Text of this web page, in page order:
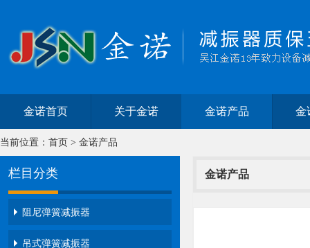
金诺首页 关于金诺 金诺产品 金
当前位置： 首页 > 金诺产品
栏目分类
阻尼弹簧减振器
吊式弹簧减振器
金诺产品